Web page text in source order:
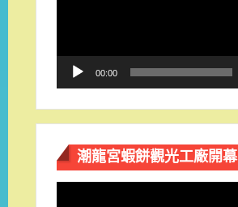
00:00
潮龍宮蝦餅觀光工廠開幕